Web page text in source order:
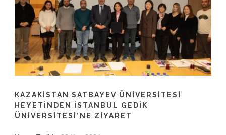
KAZAKİSTAN SATBAYEV ÜNİVERSİTESİ
HEYETİNDEN İSTANBUL GEDİK
ÜNİVERSİTESİ’NE ZİYARET